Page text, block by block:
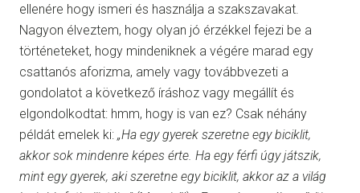
ellenére hogy ismeri és használja a szakszavakat.
Nagyon élveztem, hogy olyan jó érzékkel fejezi be a
történeteket, hogy mindeniknek a végére marad egy
csattanós aforizma, amely vagy továbbvezeti a
gondolatot a következő íráshoz vagy megállít és
elgondolkodtat: hmm, hogy is van ez? Csak néhány
példát emelek ki: „Ha egy gyerek szeretne egy biciklit,
akkor sok mindenre képes érte. Ha egy férfi úgy játszik,
mint egy gyerek, aki szeretne egy biciklit, akkor az a világ